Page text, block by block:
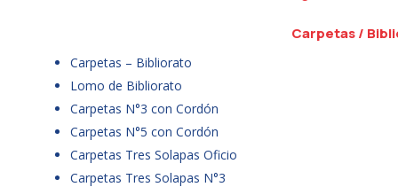
Carpetas /
Carpetas – Bibliorato
Lomo de Bibliorato
Carpetas N°3 con Cordón
Carpetas N°5 con Cordón
Carpetas Tres Solapas Oficio
Carpetas Tres Solapas N°3